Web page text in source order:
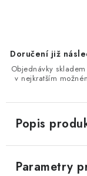
Doručení již
Objednávky
v nejkratším
Popis
Parametry